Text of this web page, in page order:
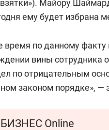
Майору
ему будет избрана
время по данному
вины сотрудника
по отрицательным
законом порядке», —
Online